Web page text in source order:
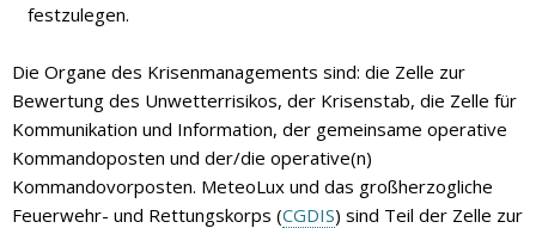
festzulegen.
Die Organe des Krisenmanagements sind: die Zelle zur
Bewertung des Unwetterrisikos, der Krisenstab, die Zelle für
Kommunikation und Information, der gemeinsame operative
Kommandoposten und der/die operative(n)
Kommandovorposten. MeteoLux und das großherzogliche
Feuerwehr- und Rettungskorps (CGDIS) sind Teil der Zelle zur